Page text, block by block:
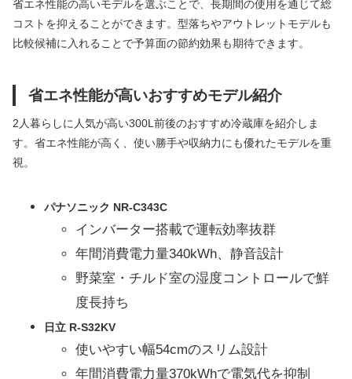
省エネ性能の高いモデルを選ぶことで、長期間の使用を通じて総
コストを抑えることができます。型落ちやアウトレットモデルも
比較候補に入れることで予算面の節約効果も期待できます。
省エネ性能が高いおすすめモデル紹介
2人暮らしに人気が高い300L前後のおすすめ冷蔵庫を紹介しま
す。省エネ性能が高く、使い勝手や収納力にも優れたモデルを重
視。
パナソニック NR-C343C
インバーター搭載で運転効率抜群
年間消費電力量340kWh、静音設計
野菜室・チルド室の湿度コントロールで鮮
度長持ち
日立 R-S32KV
使いやすい幅54cmのスリム設計
年間消費電力量370kWhで電気代を抑制